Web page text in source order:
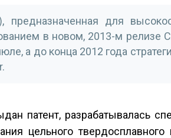
для
в новом, 2013-м релизе
а до конца 2012 года
патент, разрабатывалась
цельного твердосплавного